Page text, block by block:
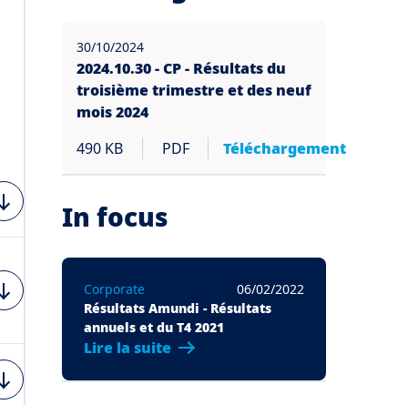
30/10/2024
2024.10.30 - CP - Résultats du
troisième trimestre et des neuf
mois 2024
490 KB
PDF Téléchargement
In focus
Corporate
06/02/2022
Résultats Amundi - Résultats
annuels et du T4 2021
Lire la suite